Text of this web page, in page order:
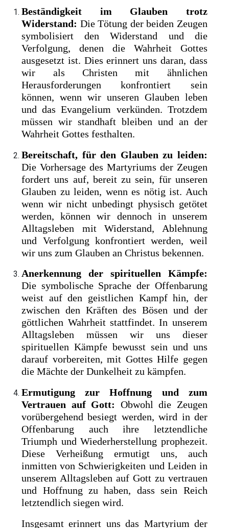
Beständigkeit im Glauben trotz
Widerstand: Die Tötung der beiden Zeugen
symbolisiert den Widerstand und die
Verfolgung, denen die Wahrheit Gottes
ausgesetzt ist. Dies erinnert uns daran, dass
wir als Christen mit ähnlichen
Herausforderungen konfrontiert sein
können, wenn wir unseren Glauben leben
und das Evangelium verkünden. Trotzdem
müssen wir standhaft bleiben und an der
Wahrheit Gottes festhalten.
Bereitschaft, für den Glauben zu leiden:
Die Vorhersage des Martyriums der Zeugen
fordert uns auf, bereit zu sein, für unseren
Glauben zu leiden, wenn es nötig ist. Auch
wenn wir nicht unbedingt physisch getötet
werden, können wir dennoch in unserem
Alltagsleben mit Widerstand, Ablehnung
und Verfolgung konfrontiert werden, weil
wir uns zum Glauben an Christus bekennen.
Anerkennung der spirituellen Kämpfe:
Die symbolische Sprache der Offenbarung
weist auf den geistlichen Kampf hin, der
zwischen den Kräften des Bösen und der
göttlichen Wahrheit stattfindet. In unserem
Alltagsleben müssen wir uns dieser
spirituellen Kämpfe bewusst sein und uns
darauf vorbereiten, mit Gottes Hilfe gegen
die Mächte der Dunkelheit zu kämpfen.
Ermutigung zur Hoffnung und zum
Vertrauen auf Gott: Obwohl die Zeugen
vorübergehend besiegt werden, wird in der
Offenbarung auch ihre letztendliche
Triumph und Wiederherstellung prophezeit.
Diese Verheißung ermutigt uns, auch
inmitten von Schwierigkeiten und Leiden in
unserem Alltagsleben auf Gott zu vertrauen
und Hoffnung zu haben, dass sein Reich
letztendlich siegen wird.
Insgesamt erinnert uns das Martyrium der